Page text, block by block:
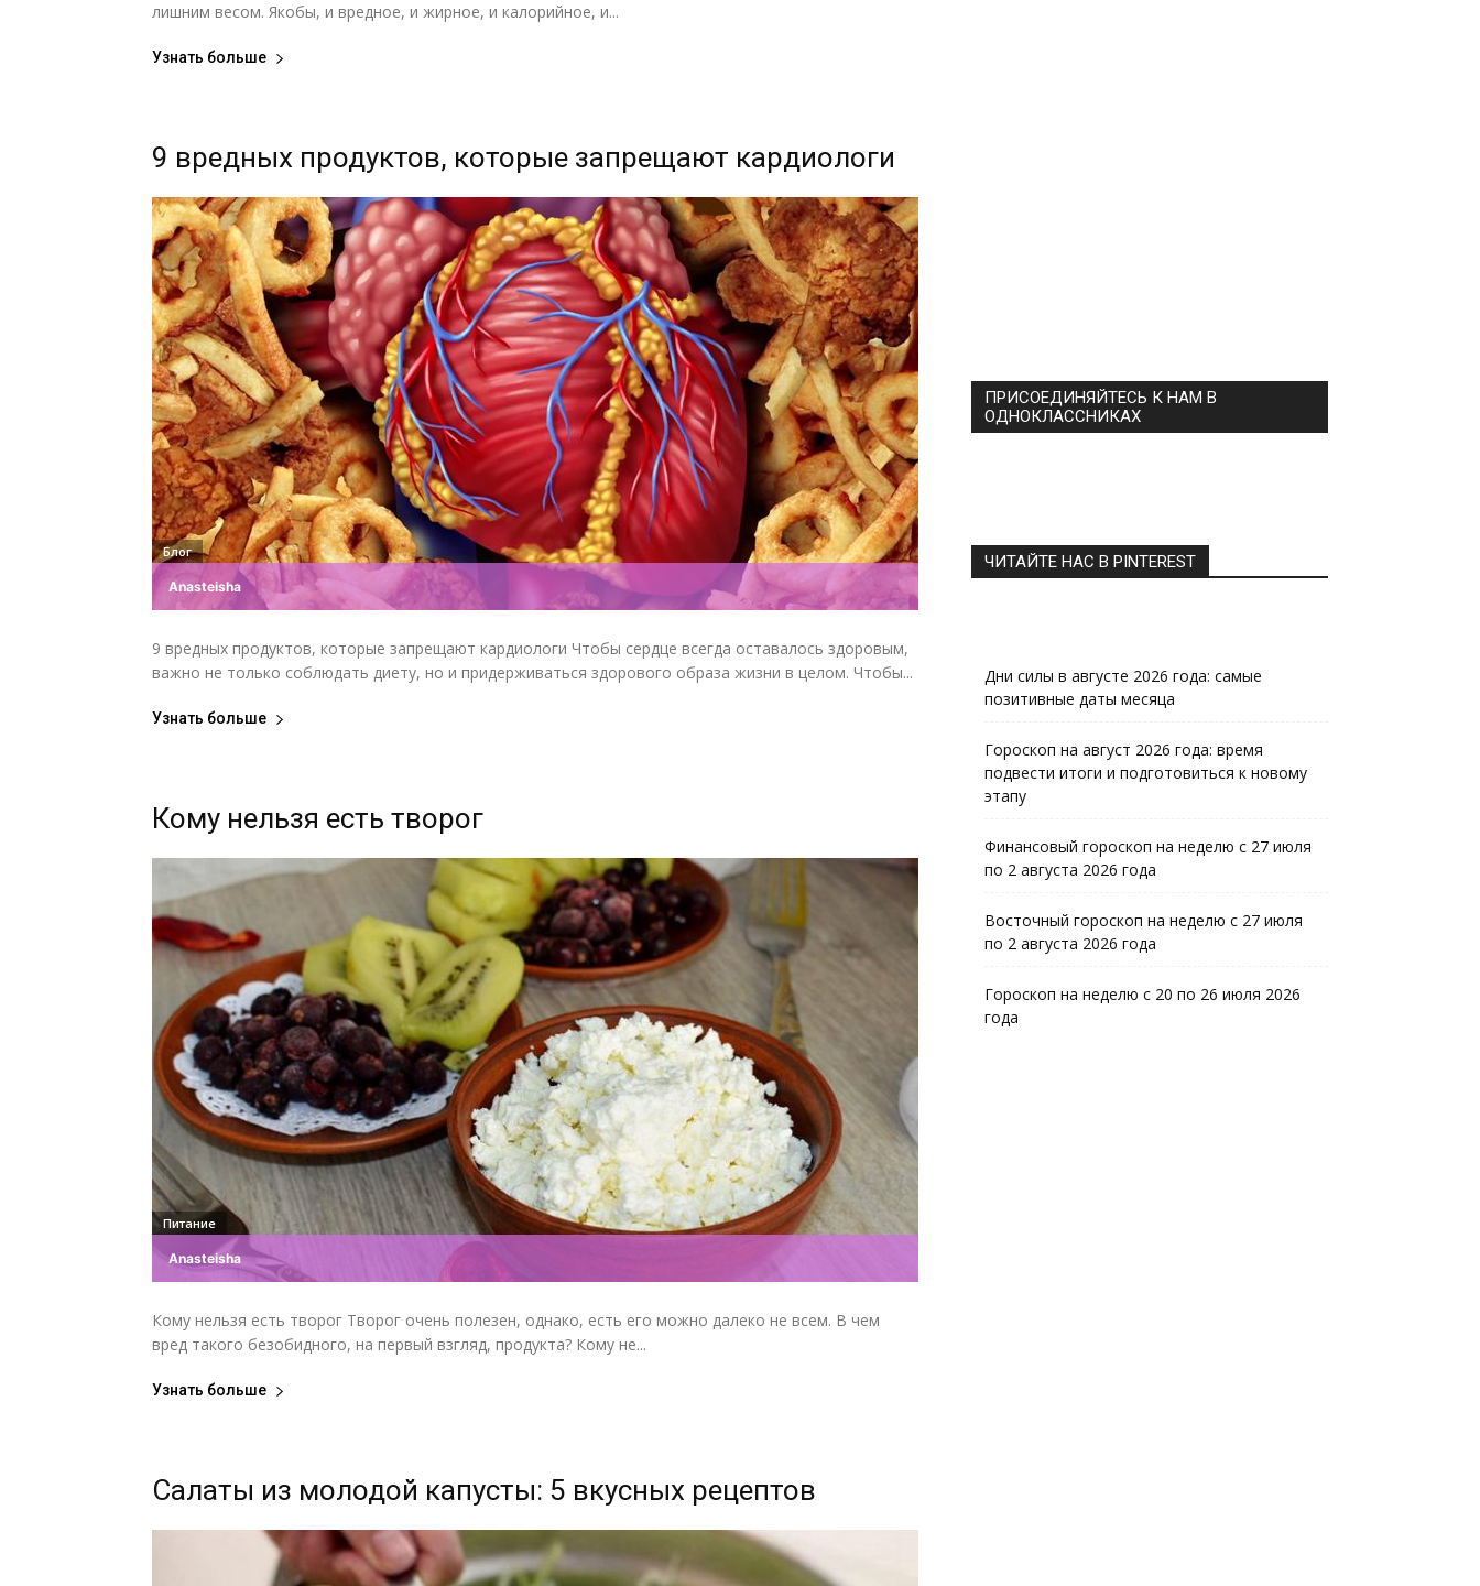
лишним весом. Якобы, и вредное, и жирное, и калорийное, и...
Узнать больше
9 вредных продуктов, которые запрещают кардиологи
Anasteisha
Блог
9 вредных продуктов, которые запрещают кардиологи Чтобы сердце всегда оставалось здоровым,
важно не только соблюдать диету, но и придерживаться здорового образа жизни в целом. Чтобы...
Узнать больше
Кому нельзя есть творог
Anasteisha
Питание
Кому нельзя есть творог Творог очень полезен, однако, есть его можно далеко не всем. В чем
вред такого безобидного, на первый взгляд, продукта? Кому не...
Узнать больше
Салаты из молодой капусты: 5 вкусных рецептов
ПРИСОЕДИНЯЙТЕСЬ К НАМ В
ОДНОКЛАССНИКАХ
ЧИТАЙТЕ НАС В PINTEREST
Дни силы в августе 2026 года: самые
позитивные даты месяца
Гороскоп на август 2026 года: время
подвести итоги и подготовиться к новому
этапу
Финансовый гороскоп на неделю с 27 июля
по 2 августа 2026 года
Восточный гороскоп на неделю с 27 июля
по 2 августа 2026 года
Гороскоп на неделю с 20 по 26 июля 2026
года